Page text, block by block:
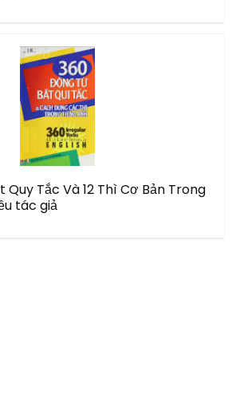
Quy Tắc Và 12 Thì Cơ Bản Trong
tác giả